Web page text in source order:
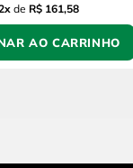
x de R$ 161,58
AO CARRINHO